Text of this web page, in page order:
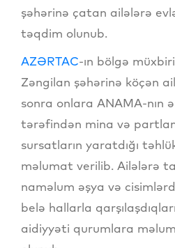
şəhərinə çatan ailələrə
təqdim olunub.
AZƏRTAC-ın bölgə
Zəngilan şəhərinə köçən
sonra onlara ANAMA-nın
tərəfindən mina və
sursatların yaratdığı
məlumat verilib. Ailələrə
naməlum əşya və
belə hallarla
aidiyyəti qurumlara